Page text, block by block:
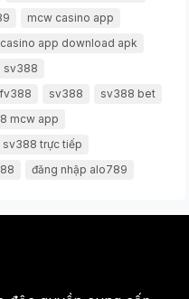
mcw casino app
app download apk
sv388
sv388
sv388 bet
mcw app
sv388 trực tiếp
đăng nhập alo789